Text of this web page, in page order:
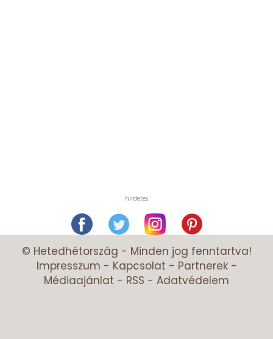
hirdetés
© Hetedhétország - Minden jog fenntartva!
Impresszum - Kapcsolat - Partnerek-
Médiaajánlat - RSS - Adatvédelem